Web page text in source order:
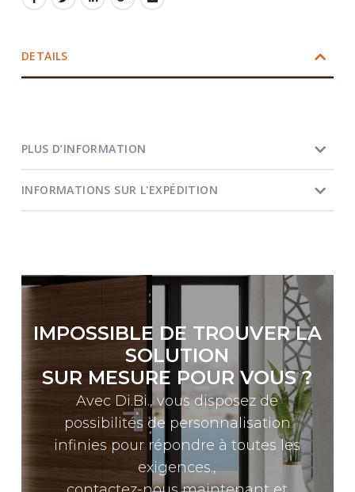
DETAILS
PLUS D’INFORMATION
INFORMATIONS SUR L'EXPÉDITION
IMPOSSIBLE DE TROUVER LA
SOLUTION
SUR MESURE POUR VOUS ?
Avec Di.Bi., vous disposez de
possibilités de personnalisation
infinies pour répondre à toutes les
exigences.,